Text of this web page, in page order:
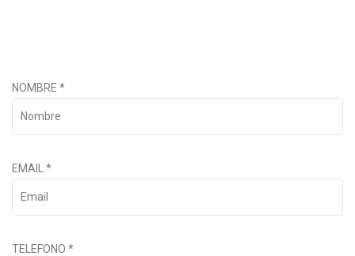
NOMBRE *
EMAIL *
TELEFONO *